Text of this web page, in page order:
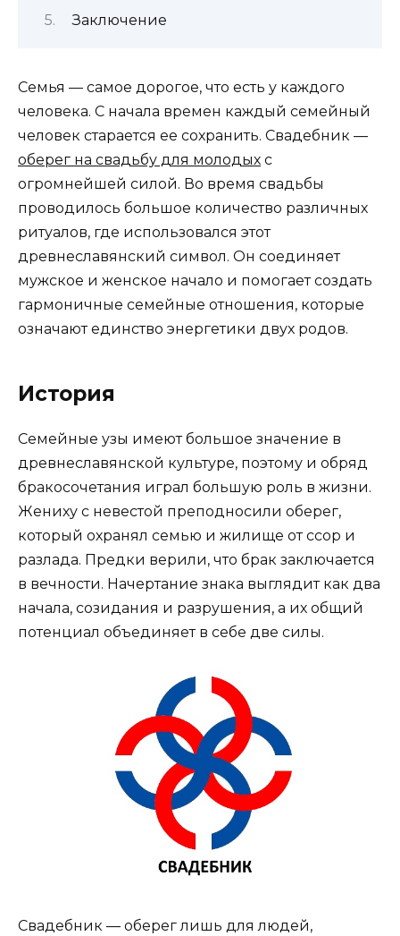
Заключение
Семья — самое дорогое, что есть у каждого
человека. С начала времен каждый семейный
человек старается ее сохранить. Свадебник —
оберег на свадьбу для молодых с
огромнейшей силой. Во время свадьбы
проводилось большое количество различных
ритуалов, где использовался этот
древнеславянский символ. Он соединяет
мужское и женское начало и помогает создать
гармоничные семейные отношения, которые
означают единство энергетики двух родов.
История
Семейные узы имеют большое значение в
древнеславянской культуре, поэтому и обряд
бракосочетания играл большую роль в жизни.
Жениху с невестой преподносили оберег,
который охранял семью и жилище от ссор и
разлада. Предки верили, что брак заключается
в вечности. Начертание знака выглядит как два
начала, созидания и разрушения, а их общий
потенциал объединяет в себе две силы.
Свадебник — оберег лишь для людей,